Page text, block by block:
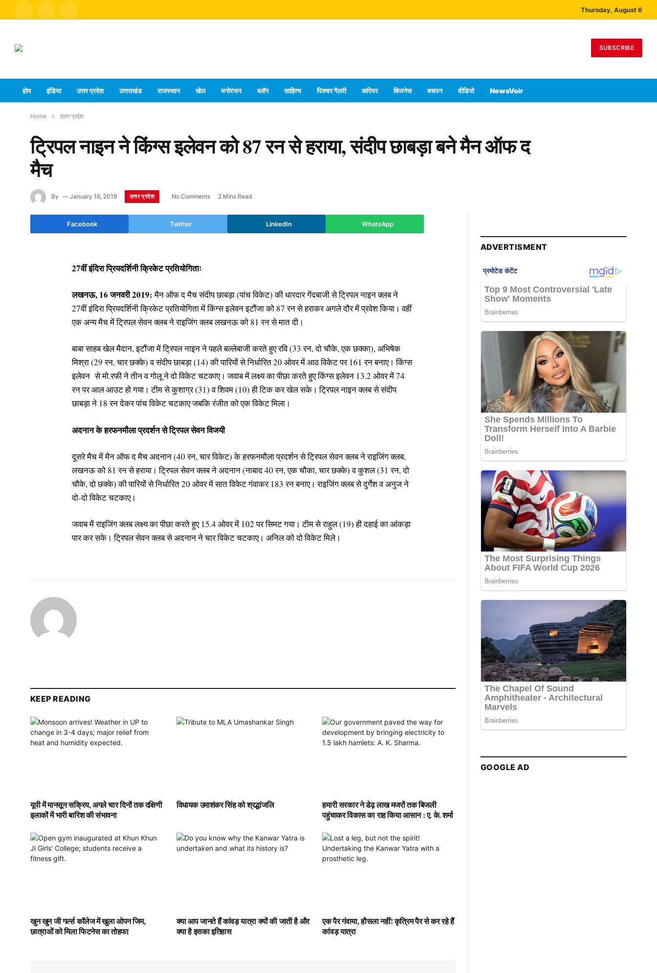
Facebook Instagram
Thursday, August 6
SUBSCRIBE
होम इंडिया उत्तर प्रदेश उत्तराखंड राजस्थान खेल मनोरंजन ब्लॉग साहित्य पिक्चर गैलरी करियर बिजनेस बचपन वीडियो NewsVoir
Home » उत्तर प्रदेश
ट्रिपल नाइन ने किंग्स इलेवन को 87 रन से हराया, संदीप छाबड़ा बने मैन ऑफ द
मैच
By January 16, 2019 उत्तर प्रदेश No Comments 2 Mins Read
Facebook Twitter LinkedIn WhatsApp
27वीं इंदिरा प्रियदर्शिनी क्रिकेट प्रतियोगिताः
लखनऊ, 16 जनवरी 2019:मैन ऑफ द मैच संदीप छाबड़ा (पांच विकेट) की धारदार गेंदबाजी से ट्रिपल नाइन क्लब ने
27वीं इंदिरा प्रियदर्शिनी क्रिकेट प्रतियोगिता में किंग्स इलेवन इटौंजा को 87 रन से हराकर अगले दौर में प्रवेश किया। वहीं
एक अन्य मैच में ट्रिपल सेवन क्लब ने राइजिंग क्लब लखनऊ को 81 रन से मात दी।
बाबा साहब खेल मैदान, इटौंजा में ट्रिपल नाइन ने पहले बल्लेबाजी करते हुए रवि (33 रन, दो चौके, एक छक्का), अभिषेक
मिश्रा (29 रन, चार छक्के) व संदीप छाबड़ा (14) की पारियों से निर्धारित 20 ओवर में आठ विकेट पर 161 रन बनाए। किंग्स
इलेवन से मो.रफी ने तीन व गोलू ने दो विकेट चटकाए। जवाब में लक्ष्य का पीछा करते हुए किंग्स इलेवन 13.2 ओवर में 74
रन पर आल आउट हो गया। टीम से कुशाग्र (31) व शिवम (10) ही टिक कर खेल सके। ट्रिपल नाइन क्लब से संदीप
छाबड़ा ने 18 रन देकर पांच विकेट चटकाए जबकि रंजीत को एक विकेट मिला।
अदनान के हरफनमौला प्रदर्शन से ट्रिपल सेवन विजयी
दूसरे मैच में मैन ऑफ द मैच अदनान (40 रन, चार विकेट) के हरफनमौला प्रदर्शन से ट्रिपल सेवन क्लब ने राइजिंग क्लब,
लखनऊ को 81 रन से हराया। ट्रिपल सेवन क्लब ने अदनान (नाबाद 40 रन, एक चौका, चार छक्के) व कुशल (31 रन, दो
चौके, दो छक्के) की पारियों से निर्धारित 20 ओवर में सात विकेट गंवाकर 183 रन बनाए। राइजिंग क्लब से दुर्गेश व अनुज ने
दो-दो विकेट चटकाए।
जवाब मेें राइजिंग क्लब लक्ष्य का पीछा करते हुए 15.4 ओवर में 102 पर सिमट गया। टीम से राहुल (19) ही दहाई का आंकड़ा
पार कर सके। ट्रिपल सेवन क्लब से अदनान ने चार विकेट चटकाए। अनिल को दो विकेट मिले।
KEEP READING
यूपी में मानसून सक्रिय, अगले चार दिनों तक दक्षिणी
इलाकों में भारी बारिश की संभावना
विधायक उमाशंकर सिंह को श्रद्धांजलि
हमारी सरकार ने डेढ़ लाख मजरों तक बिजली
पहुंचाकर विकास का राह किया आसान : ए. के. शर्मा
खुन खुन जी गर्ल्स कॉलेज में खुला ओपन जिम,
छात्राओं को मिला फिटनेस का तोहफा
क्या आप जानते हैं कांवड़ यात्रा क्यों की जाती है और
क्या है इसका इतिहास
एक पैर गंवाया, हौसला नहीं! कृत्रिम पैर से कर रहे हैं
कांवड़ यात्रा
ADVERTISMENT
GOOGLE AD